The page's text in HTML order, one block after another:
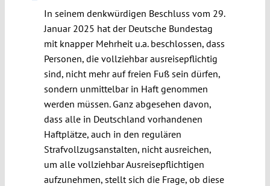
In seinem denkwürdigen Beschluss vom 29.
Januar 2025 hat der Deutsche Bundestag
mit knapper Mehrheit u.a. beschlossen, dass
Personen, die vollziehbar ausreisepflichtig
sind, nicht mehr auf freien Fuß sein dürfen,
sondern unmittelbar in Haft genommen
werden müssen. Ganz abgesehen davon,
dass alle in Deutschland vorhandenen
Haftplätze, auch in den regulären
Strafvollzugsanstalten, nicht ausreichen,
um alle vollziehbar Ausreisepflichtigen
aufzunehmen, stellt sich die Frage, ob diese